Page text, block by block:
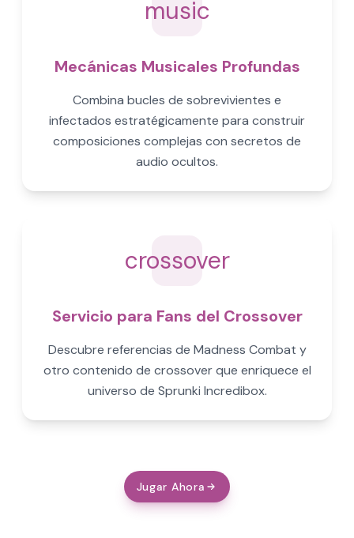
music
Mecánicas Musicales Profundas
Combina bucles de sobrevivientes e
infectados estratégicamente para construir
composiciones complejas con secretos de
audio ocultos.
crossover
Servicio para Fans del Crossover
Descubre referencias de Madness Combat y
otro contenido de crossover que enriquece el
universo de Sprunki Incredibox.
Jugar Ahora